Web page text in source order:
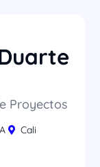
Proyectos
Cali